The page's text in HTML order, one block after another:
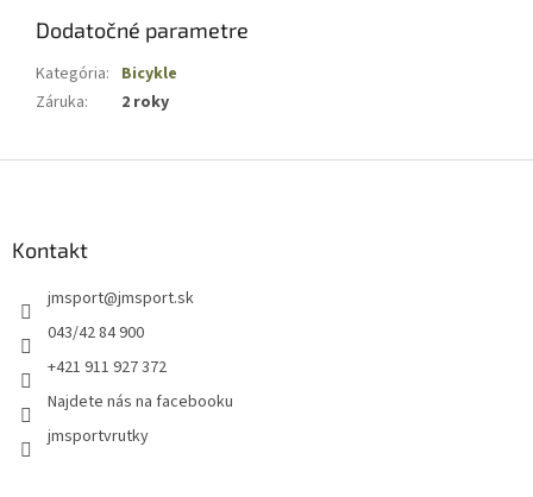
Dodatočné parametre
Kategória: Bicykle
Záruka: 2 roky
Kontakt
jmsport@jmsport.sk
043/42 84 900
+421 911 927 372
Najdete nás na facebooku
jmsportvrutky